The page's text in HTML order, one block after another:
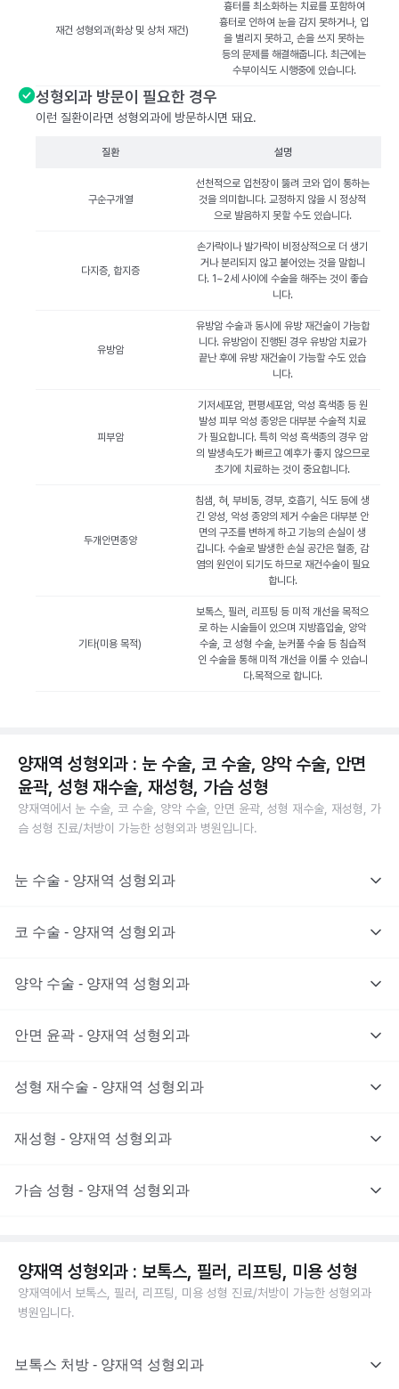
재건 성형외과(화상 및 상처 재건)
흉터를 최소화하는 치료를 포함하여
흉터로 인하여 눈을 감지 못하거나, 입
을 벌리지 못하고, 손을 쓰지 못하는
등의 문제를 해결해줍니다. 최근에는
수부이식도 시행중에 있습니다.
성형외과 방문이 필요한 경우
이런 질환이라면 성형외과에 방문하시면 돼요.
질환 설명
구순구개열
선천적으로 입천장이 뚫려 코와 입이 통하는
것을 의미합니다. 교정하지 않을 시 정상적
으로 발음하지 못할 수도 있습니다.
다지증, 합지증
손가락이나 발가락이 비정상적으로 더 생기
거나 분리되지 않고 붙어있는 것을 말합니
다. 1~2세 사이에 수술을 해주는 것이 좋습
니다.
유방암
유방암 수술과 동시에 유방 재건술이 가능합
니다. 유방암이 진행된 경우 유방암 치료가
끝난 후에 유방 재건술이 가능할 수도 있습
니다.
피부암
기저세포암, 편평세포암, 악성 흑색종 등 원
발성 피부 악성 종양은 대부분 수술적 치료
가 필요합니다. 특히 악성 흑색종의 경우 암
의 발생속도가 빠르고 예후가 좋지 않으므로
초기에 치료하는 것이 중요합니다.
두개안면종양
침샘, 혀, 부비동, 경부, 호흡기, 식도 등에 생
긴 양성, 악성 종양의 제거 수술은 대부분 안
면의 구조를 변하게 하고 기능의 손실이 생
깁니다. 수술로 발생한 손실 공간은 혈종, 감
염의 원인이 되기도 하므로 재건수술이 필요
합니다.
기타(미용 목적)
보톡스, 필러, 리프팅 등 미적 개선을 목적으
로 하는 시술들이 있으며 지방흡입술, 양악
수술, 코 성형 수술, 눈커풀 수술 등 침습적
인 수술을 통해 미적 개선을 이룰 수 있습니
다.목적으로 합니다.
양재역 성형외과 : 눈 수술, 코 수술, 양악 수술, 안면
윤곽, 성형 재수술, 재성형, 가슴 성형
양재역에서 눈 수술, 코 수술, 양악 수술, 안면 윤곽, 성형 재수술, 재성형, 가
슴 성형 진료/처방이 가능한 성형외과 병원입니다.
눈 수술 - 양재역 성형외과
코 수술 - 양재역 성형외과
양악 수술 - 양재역 성형외과
안면 윤곽 - 양재역 성형외과
성형 재수술 - 양재역 성형외과
재성형 - 양재역 성형외과
가슴 성형 - 양재역 성형외과
양재역 성형외과 : 보톡스, 필러, 리프팅, 미용 성형
양재역에서 보톡스, 필러, 리프팅, 미용 성형 진료/처방이 가능한 성형외과
병원입니다.
보톡스 처방 - 양재역 성형외과